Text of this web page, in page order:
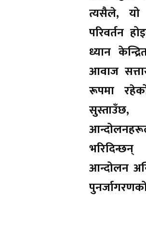
त्यसैले, यो
परिवर्तन
ध्यान
आवाज
रूपमा
आन्दोलन